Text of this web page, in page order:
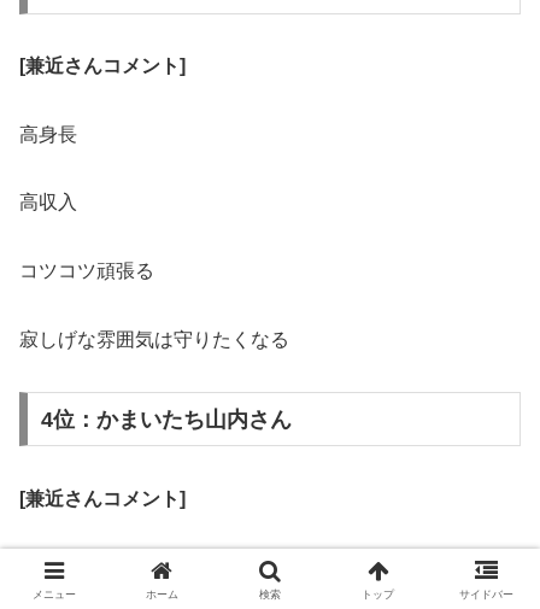
[兼近さんコメント]
高身長
高収入
コツコツ頑張る
寂しげな雰囲気は守りたくなる
4位：かまいたち山内さん
[兼近さんコメント]
見た目を面白さとセンスが凌駕している
メニュー ホーム 検索 トップ サイドバー